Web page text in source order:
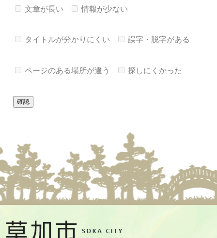
文章が長い 情報が少ない
タイトルが分かりにくい 誤字・脱字がある
ページのある場所が違う 探しにくかった